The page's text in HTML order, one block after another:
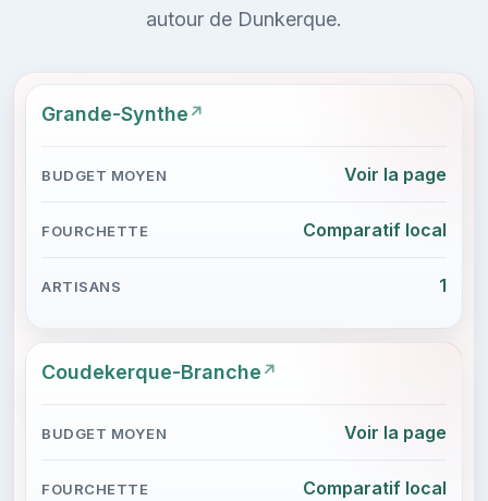
autour de Dunkerque.
Grande-Synthe
Voir la page
Comparatif local
1
Coudekerque-Branche
Voir la page
Comparatif local